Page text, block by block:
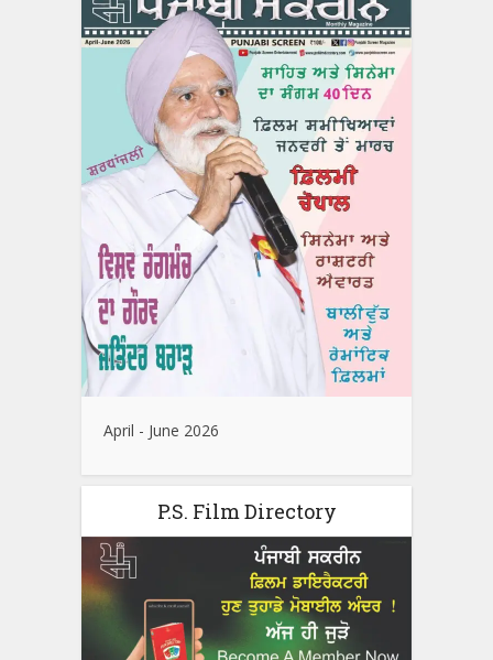
April - June 2026
P.S. Film Directory